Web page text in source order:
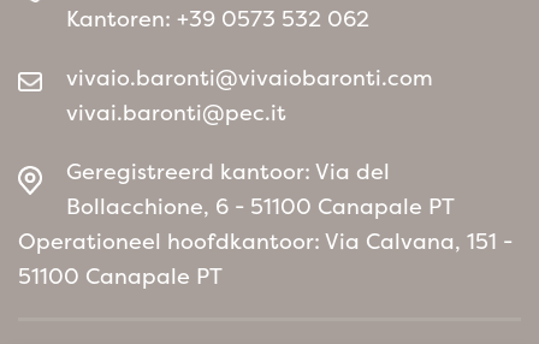
Kantoren: +39 0573 532 062
vivaio.baronti@vivaiobaronti.com
vivai.baronti@pec.it
Geregistreerd kantoor: Via del
Bollacchione, 6 - 51100 Canapale PT
Operationeel hoofdkantoor: Via Calvana, 151 -
51100 Canapale PT